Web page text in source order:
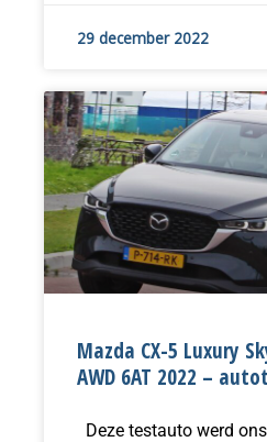
29 december 2022
Mazda CX-5 Luxury
AWD 6AT 2022 –
Deze testauto werd